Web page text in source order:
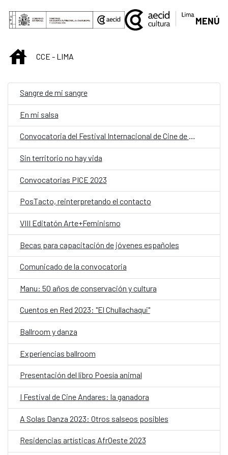
Saltar al contenido principal
MENÚ
INICIOCCE - LIMA
Sangre de mi sangre
En mi salsa
Convocatoria del Festival Internacional de Cine de Morelia
Sin territorio no hay vida
Convocatorias PICE 2023
PosTacto, reinterpretando el contacto
VIII Editatón Arte+Feminismo
Becas para capacitación de jóvenes españoles
Comunicado de la convocatoria
Manu: 50 años de conservación y cultura
Cuentos en Red 2023: "El Chullachaqui"
Ballroom y danza
Experiencias ballroom
Presentación del libro Poesía animal
I Festival de Cine Andares: la ganadora
A Solas Danza 2023: Otros salseos posibles
Residencias artísticas AfrOeste 2023